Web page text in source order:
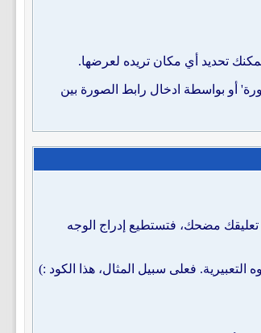
تحديد أي مكان تريده لعرضها.
أو بواسطة ادخال رابط الصورة بين
تعليقك مضحك، فتستطيع إدراج الوجه
التعبيرية. فعلى سبيل المثال، هذا الكود :)